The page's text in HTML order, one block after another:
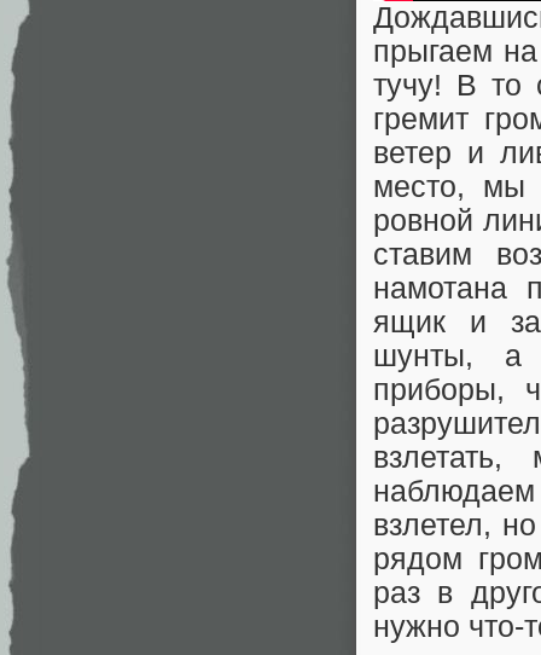
прыгаем
тучу! В то
гремит
ветер и
место, мы
ровной
ставим
намотана
ящик и
шунты, а
приборы,
взлетел,
рядом
раз в
нужно что-